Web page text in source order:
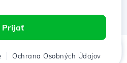
Prijať
Ochrana Osobných Údajov
Košík Chat Menu